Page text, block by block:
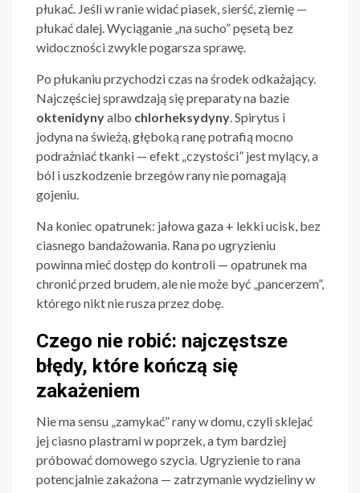
płukać. Jeśli w ranie widać piasek, sierść, ziemię —
płukać dalej. Wyciąganie „na sucho” pęsetą bez
widoczności zwykle pogarsza sprawę.
Po płukaniu przychodzi czas na środek odkażający.
Najczęściej sprawdzają się preparaty na bazie
oktenidynyalbo chlorheksydyny. Spirytus i
jodyna na świeżą, głęboką ranę potrafią mocno
podrażniać tkanki — efekt „czystości” jest mylący, a
ból i uszkodzenie brzegów rany nie pomagają
gojeniu.
Na koniec opatrunek: jałowa gaza + lekki ucisk, bez
ciasnego bandażowania. Rana po ugryzieniu
powinna mieć dostęp do kontroli — opatrunek ma
chronić przed brudem, ale nie może być „pancerzem”,
którego nikt nie rusza przez dobę.
Czego nie robić: najczęstsze
błędy, które kończą się
zakażeniem
Nie ma sensu „zamykać” rany w domu, czyli sklejać
jej ciasno plastrami w poprzek, a tym bardziej
próbować domowego szycia. Ugryzienie to rana
potencjalnie zakażona — zatrzymanie wydzieliny w